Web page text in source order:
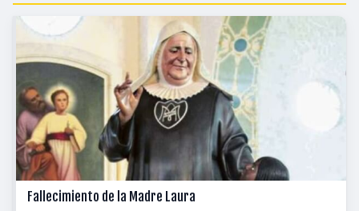
Fallecimiento de la Madre Laura